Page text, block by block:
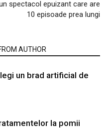
spectacol epuizant care are
10 episoade prea lungi
AUTHOR
un brad artificial de
la pomii